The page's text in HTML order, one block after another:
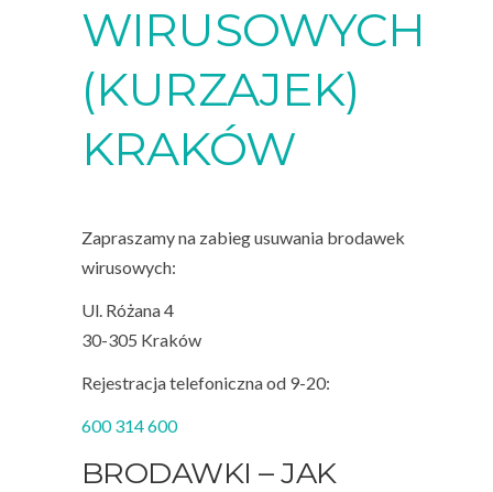
WIRUSOWYCH
(KURZAJEK)
KRAKÓW
Zapraszamy na zabieg usuwania brodawek
wirusowych:
Ul. Różana 4
30-305 Kraków
Rejestracja telefoniczna od 9-20:
600 314 600
BRODAWKI – JAK